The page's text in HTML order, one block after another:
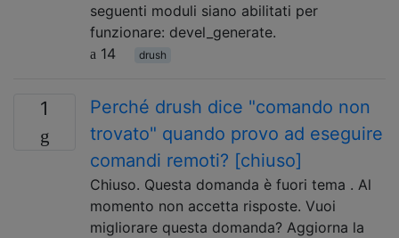
seguenti moduli siano abilitati per
funzionare: devel_generate.
14
drush
1
Perché drush dice "comando non
trovato" quando provo ad eseguire
comandi remoti? [chiuso]
Chiuso. Questa domanda è fuori tema . Al
momento non accetta risposte. Vuoi
migliorare questa domanda? Aggiorna la